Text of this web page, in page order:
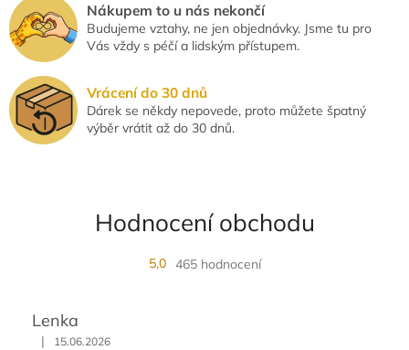
Nákupem to u nás nekončí
Budujeme vztahy, ne jen objednávky. Jsme tu pro
Vás vždy s péčí a lidským přístupem.
Vrácení do 30 dnů
Dárek se někdy nepovede, proto můžete špatný
výběr vrátit až do 30 dnů.
Hodnocení obchodu
5,0 465 hodnocení
Lenka
| 15.06.2026